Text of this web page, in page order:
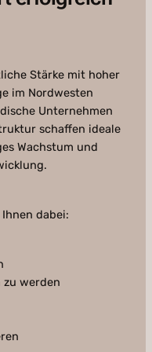
Stärke mit hoher
im Nordwesten
Unternehmen
schaffen ideale
Wachstum und
dabei:
zu werden